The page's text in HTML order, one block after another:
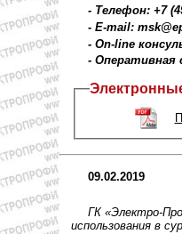
- Телефон: +7
- E-mail:
- On-line
- Оперативная
09.02.2019
ГК «Электро-
использования в